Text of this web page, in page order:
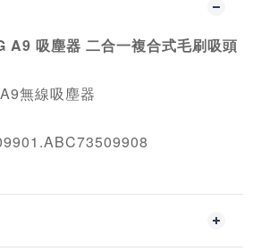
A9 吸塵器 二合一複合式毛刷吸頭
無線吸塵器